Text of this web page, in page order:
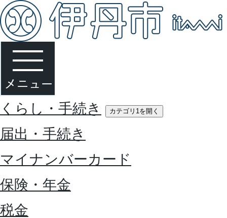
くらし・手続き カテゴリ1を開く
届出・手続き
マイナンバーカード
保険・年金
税金